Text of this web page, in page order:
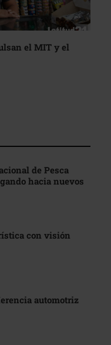
el MIT y el
de Pesca
hacia nuevos
con visión
automotriz